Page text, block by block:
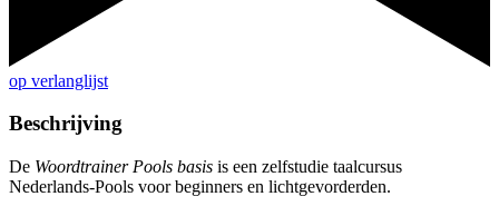
op verlanglijst
Beschrijving
De Woordtrainer Pools basis is een zelfstudie taalcursus
Nederlands-Pools voor beginners en lichtgevorderden.